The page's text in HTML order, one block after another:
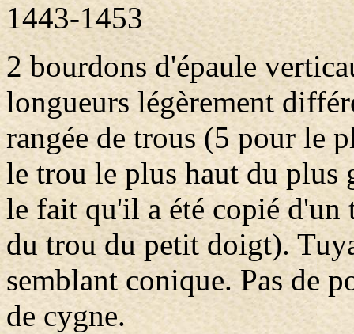
1443-1453
2 bourdons d'épaule
longueurs légèrement
rangée de trous (5 pour le
le trou le plus haut du plus
le fait qu'il a été copié d'un
du trou du petit doigt).
semblant conique. Pas de
de cygne.